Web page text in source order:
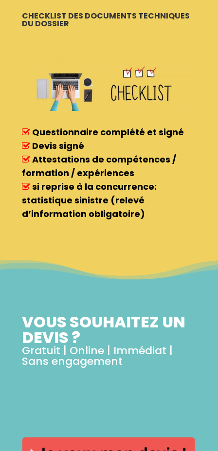
CHECKLIST DES DOCUMENTS TECHNIQUES
DU DOSSIER
Questionnaire complété et signé
Devis signé
Attestations de compétences /
formation / expériences
si reprise à la concurrence:
statistique sinistre (relevé
d’information obligatoire)
VOUS SOUHAITEZ UN
DEVIS ?
Gratuit | Online | Immédiat |
Sans engagement